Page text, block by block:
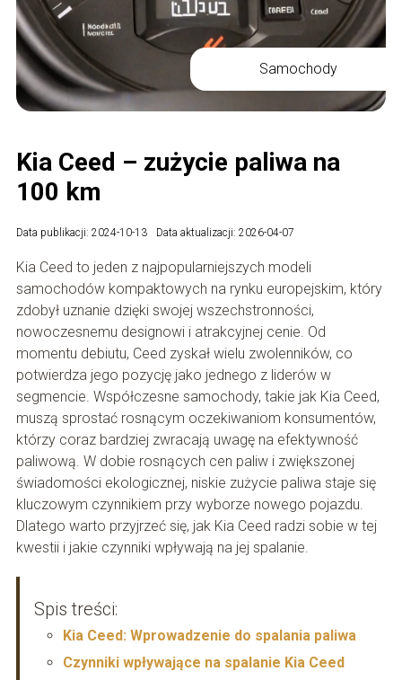
Samochody
Kia Ceed – zużycie paliwa na
100 km
Data publikacji: 2024-10-13 Data aktualizacji: 2026-04-07
Kia Ceed to jeden z najpopularniejszych modeli
samochodów kompaktowych na rynku europejskim, który
zdobył uznanie dzięki swojej wszechstronności,
nowoczesnemu designowi i atrakcyjnej cenie. Od
momentu debiutu, Ceed zyskał wielu zwolenników, co
potwierdza jego pozycję jako jednego z liderów w
segmencie. Współczesne samochody, takie jak Kia Ceed,
muszą sprostać rosnącym oczekiwaniom konsumentów,
którzy coraz bardziej zwracają uwagę na efektywność
paliwową. W dobie rosnących cen paliw i zwiększonej
świadomości ekologicznej, niskie zużycie paliwa staje się
kluczowym czynnikiem przy wyborze nowego pojazdu.
Dlatego warto przyjrzeć się, jak Kia Ceed radzi sobie w tej
kwestii i jakie czynniki wpływają na jej spalanie.
Spis treści:
Kia Ceed: Wprowadzenie do spalania paliwa
Czynniki wpływające na spalanie Kia Ceed